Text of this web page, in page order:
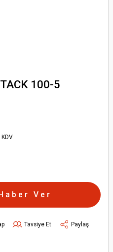
100-5
Ver
Tavsiye Et
Paylaş